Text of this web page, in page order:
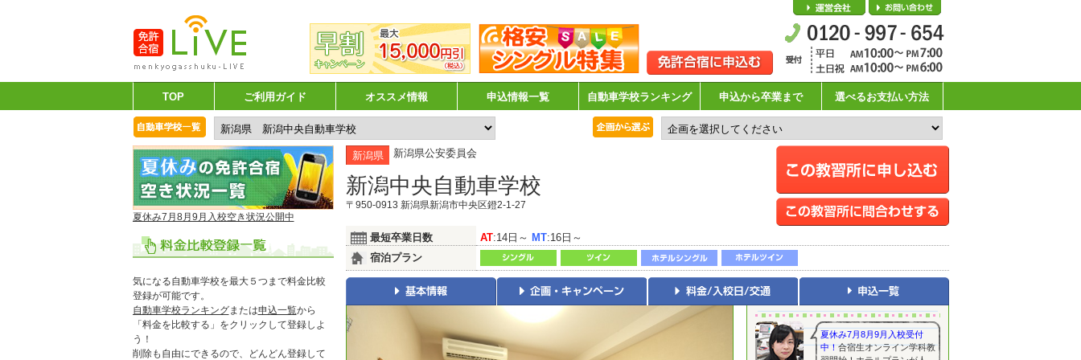
会社概要
TOP ご利用ガイド オススメ情報 申込情報一覧 自動車学校ランキング 申込から卒業まで 選べるお支払い方法
夏休み7月8月9月入校空き状況公開中
気になる自動車学校を最大５つまで料金比較
登録が可能です。
自動車学校ランキングまたは申込一覧から
「料金を比較する」をクリックして登録しよ
う！
削除も自由にできるので、どんどん登録して
新潟県 新潟県公安委員会
新潟中央自動車学校
〒950-0913 新潟県新潟市中央区鐙2-1-27
最短卒業日数 AT:14日～ MT:16日～
宿泊プラン
夏休み7月8月9月入校受付
中！合宿生オンライン学科教